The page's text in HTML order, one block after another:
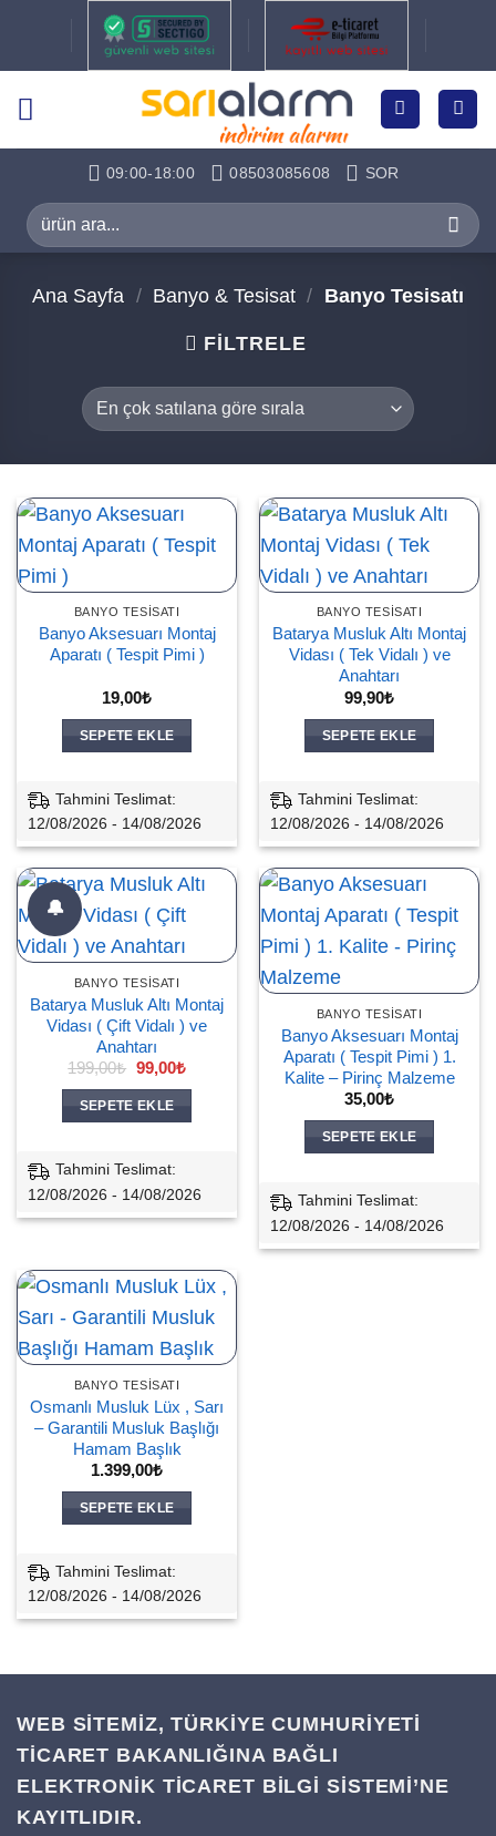
09:00-18:00 08503085608 SOR
Ara:
Ana Sayfa / Banyo & Tesisat / Banyo Tesisatı
FILTRELE
BANYO TESISATI
Banyo Aksesuarı Montaj
Aparatı ( Tespit Pimi )
19,00₺
SEPETE EKLE
Tahmini Teslimat:
12/08/2026 - 14/08/2026
BANYO TESISATI
Batarya Musluk Altı Montaj
Vidası ( Tek Vidalı ) ve
Anahtarı
99,90₺
SEPETE EKLE
Tahmini Teslimat:
12/08/2026 - 14/08/2026
🔔
BANYO TESISATI
Batarya Musluk Altı Montaj
Vidası ( Çift Vidalı ) ve
Anahtarı
199,00₺ Orijinal
199,00₺.
99,00₺Şu
SEPETE EKLE
Tahmini Teslimat:
12/08/2026 - 14/08/2026
BANYO TESISATI
Banyo Aksesuarı Montaj
Aparatı ( Tespit Pimi ) 1.
Kalite – Pirinç Malzeme
35,00₺
SEPETE EKLE
Tahmini Teslimat:
12/08/2026 - 14/08/2026
BANYO TESISATI
Osmanlı Musluk Lüx , Sarı
– Garantili Musluk Başlığı
Hamam Başlık
1.399,00₺
SEPETE EKLE
Tahmini Teslimat:
12/08/2026 - 14/08/2026
WEB SİTEMİZ, TÜRKİYE CUMHURİYETİ
TİCARET BAKANLIĞINA BAĞLI
ELEKTRONİK TİCARET BİLGİ SİSTEMİ’NE
KAYITLIDIR.